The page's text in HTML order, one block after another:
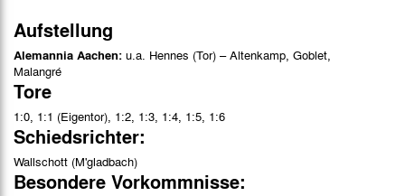
Aufstellung
Alemannia Aachen: u.a. Hennes (Tor) – Altenkamp, Goblet,
Malangré
Tore
1:0, 1:1 (Eigentor), 1:2, 1:3, 1:4, 1:5, 1:6
Schiedsrichter:
Wallschott (M'gladbach)
Besondere Vorkommnisse: